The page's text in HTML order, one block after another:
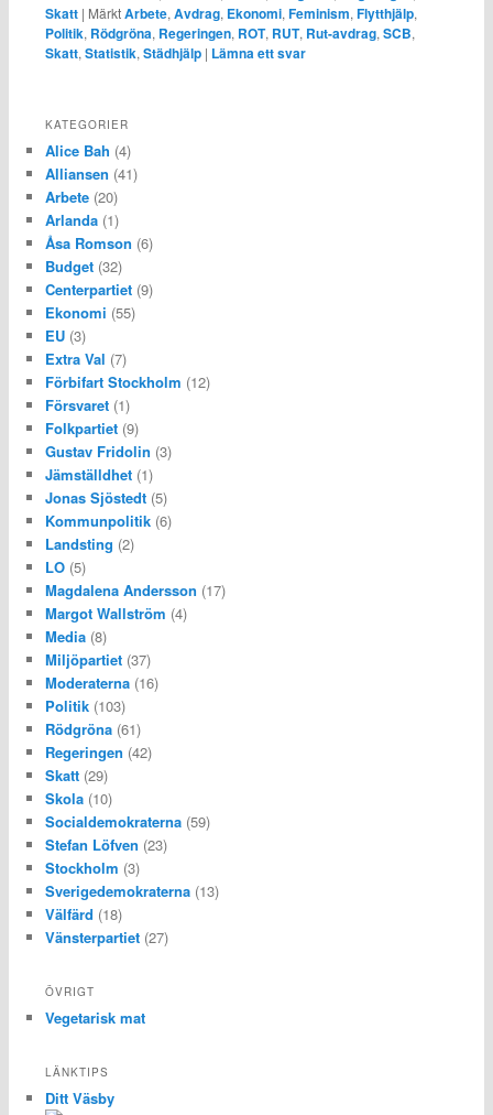
Skatt | MärktArbete, Avdrag, Ekonomi, Feminism, Flytthjälp,
Politik, Rödgröna, Regeringen, ROT, RUT, Rut-avdrag, SCB,
Skatt, Statistik, Städhjälp | Lämna ett svar
KATEGORIER
Alice Bah (4)
Alliansen (41)
Arbete(20)
Arlanda(1)
Åsa Romson (6)
Budget(32)
Centerpartiet(9)
Ekonomi (55)
EU(3)
Extra Val (7)
Förbifart Stockholm (12)
Försvaret(1)
Folkpartiet(9)
Gustav Fridolin (3)
Jämställdhet(1)
Jonas Sjöstedt(5)
Kommunpolitik(6)
Landsting (2)
LO(5)
Magdalena Andersson (17)
Margot Wallström (4)
Media(8)
Miljöpartiet(37)
Moderaterna(16)
Politik(103)
Rödgröna(61)
Regeringen (42)
Skatt(29)
Skola(10)
Socialdemokraterna(59)
Stefan Löfven (23)
Stockholm (3)
Sverigedemokraterna(13)
Välfärd (18)
Vänsterpartiet(27)
ÖVRIGT
Vegetarisk mat
LÄNKTIPS
Ditt Väsby